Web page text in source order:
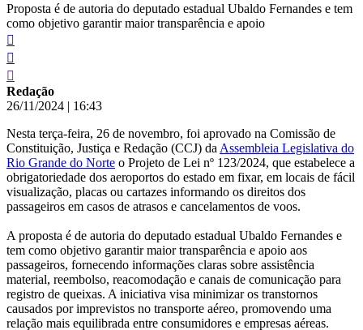
Proposta é de autoria do deputado estadual Ubaldo Fernandes e tem
como objetivo garantir maior transparência e apoio
Redação
26/11/2024 | 16:43
Nesta terça-feira, 26 de novembro, foi aprovado na Comissão de
Constituição, Justiça e Redação (CCJ) da Assembleia Legislativa do
Rio Grande do Norte o Projeto de Lei nº 123/2024, que estabelece a
obrigatoriedade dos aeroportos do estado em fixar, em locais de fácil
visualização, placas ou cartazes informando os direitos dos
passageiros em casos de atrasos e cancelamentos de voos.
A proposta é de autoria do deputado estadual Ubaldo Fernandes e
tem como objetivo garantir maior transparência e apoio aos
passageiros, fornecendo informações claras sobre assistência
material, reembolso, reacomodação e canais de comunicação para
registro de queixas. A iniciativa visa minimizar os transtornos
causados por imprevistos no transporte aéreo, promovendo uma
relação mais equilibrada entre consumidores e empresas aéreas.